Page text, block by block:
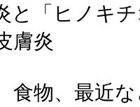
と「ヒノキ
膚炎
食物、最近